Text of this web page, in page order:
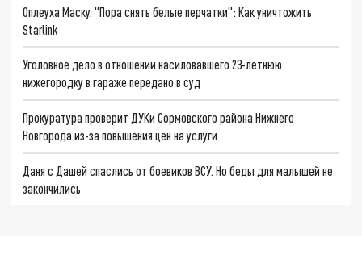
Оплеуха Маску. "Пора снять белые перчатки": Как уничтожить
Starlink
Уголовное дело в отношении насиловавшего 23-летнюю
нижегородку в гараже передано в суд
Прокуратура проверит ДУКи Сормовского района Нижнего
Новгорода из-за повышения цен на услуги
Даня с Дашей спаслись от боевиков ВСУ. Но беды для малышей не
закончились